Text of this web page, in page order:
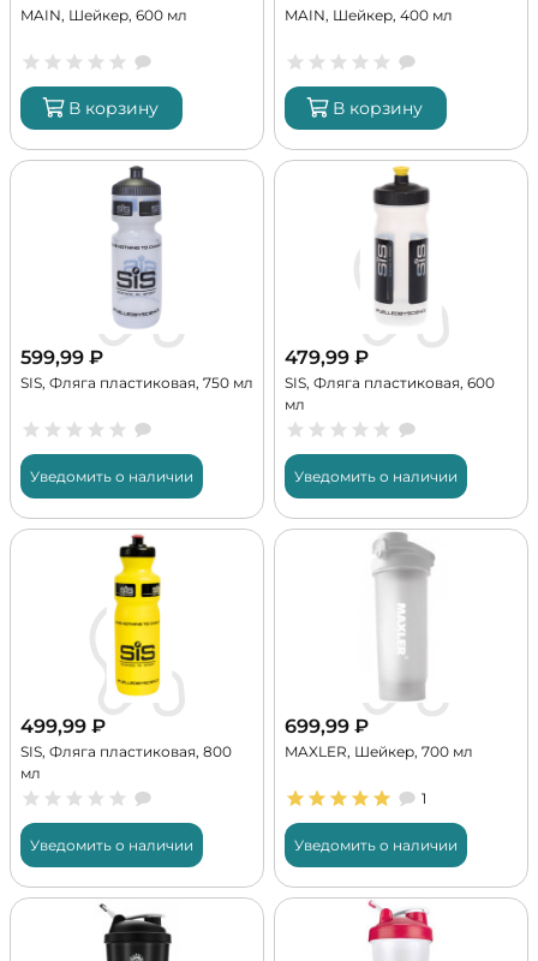
MAIN, Шейкер, 600 мл
В корзину
MAIN, Шейкер, 400 мл
В корзину
599,99 ₽
SIS, Фляга пластиковая, 750 мл
Уведомить о наличии
479,99 ₽
SIS, Фляга пластиковая, 600
мл
Уведомить о наличии
499,99 ₽
SIS, Фляга пластиковая, 800
мл
Уведомить о наличии
699,99 ₽
MAXLER, Шейкер, 700 мл
1
Уведомить о наличии